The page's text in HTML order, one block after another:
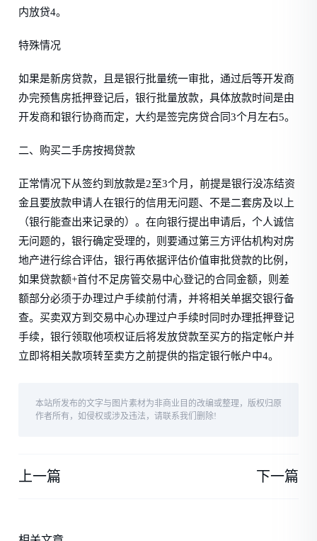
内放贷4。
特殊情况
如果是新房贷款，且是银行批量统一审批，通过后等开发商
办完预售房抵押登记后，银行批量放款，具体放款时间是由
开发商和银行协商而定，大约是签完房贷合同3个月左右5。
二、购买二手房按揭贷款
正常情况下从签约到放款是2至3个月，前提是银行没冻结资
金且要放款申请人在银行的信用无问题、不是二套房及以上
（银行能查出来记录的）。在向银行提出申请后，个人诚信
无问题的，银行确定受理的，则要通过第三方评估机构对房
地产进行综合评估，银行再依据评估价值审批贷款的比例，
如果贷款额+首付不足房管交易中心登记的合同金额，则差
额部分必须于办理过户手续前付清，并将相关单据交银行备
查。买卖双方到交易中心办理过户手续时同时办理抵押登记
手续，银行领取他项权证后将发放贷款至买方的指定帐户并
立即将相关款项转至卖方之前提供的指定银行帐户中4。
本站所发布的文字与图片素材为非商业目的改编或整理，版权归原
作者所有，如侵权或涉及违法，请联系我们删除!
上一篇 下一篇